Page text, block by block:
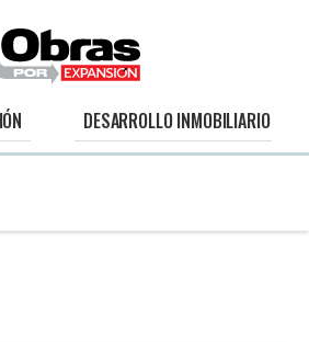
DESARROLLO INMOBILIARIO